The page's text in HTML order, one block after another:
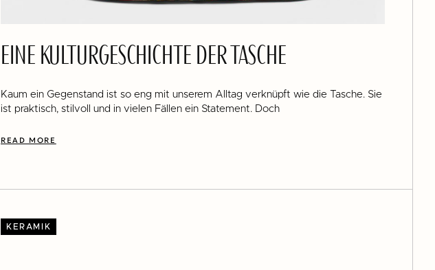
EINE KULTURGESCHICHTE DER TASCHE
Kaum ein Gegenstand ist so eng mit unserem Alltag verknüpft wie die Tasche. Sie
ist praktisch, stilvoll und in vielen Fällen ein Statement. Doch
READ MORE
KERAMIK